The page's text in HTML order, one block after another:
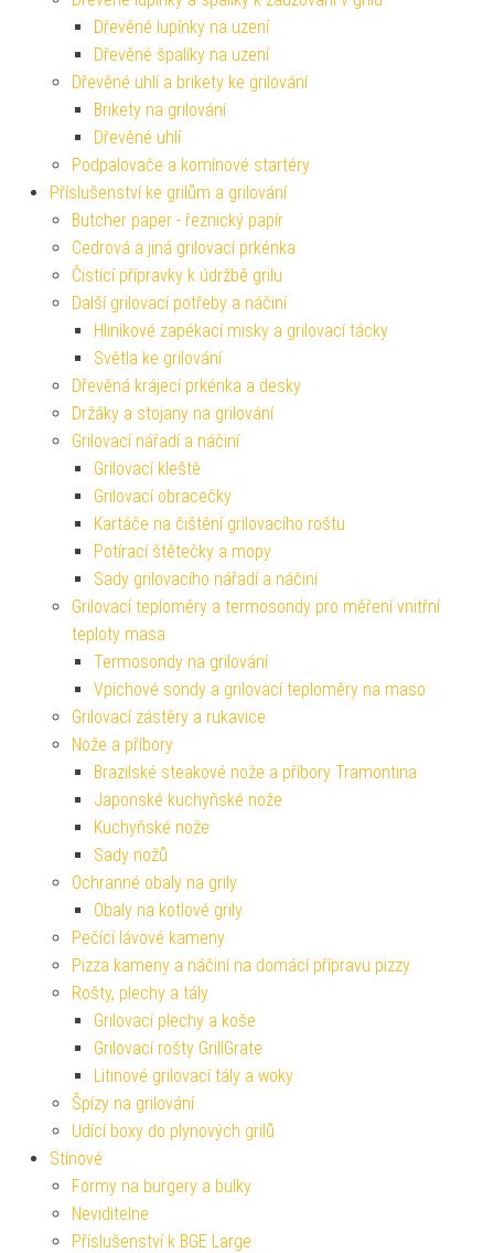
Dřevěné lupínky na uzení
Dřevěné špalíky na uzení
Dřevěné uhlí a brikety ke grilování
Brikety na grilování
Dřevěné uhlí
Podpalovače a komínové startéry
Příslušenství ke grilům a grilování
Butcher paper - řeznický papír
Cedrová a jiná grilovací prkénka
Čistící přípravky k údržbě grilu
Další grilovací potřeby a náčiní
Hliníkové zapékací misky a grilovací tácky
Světla ke grilování
Dřevěná krájecí prkénka a desky
Držáky a stojany na grilování
Grilovací nářadí a náčiní
Grilovací kleště
Grilovací obracečky
Kartáče na čištění grilovacího roštu
Potírací štětečky a mopy
Sady grilovacího nářadí a náčiní
Grilovací teploměry a termosondy pro měření vnitřní
teploty masa
Termosondy na grilování
Vpichové sondy a grilovací teploměry na maso
Grilovací zástěry a rukavice
Nože a příbory
Brazilské steakové nože a příbory Tramontina
Japonské kuchyňské nože
Kuchyňské nože
Sady nožů
Ochranné obaly na grily
Obaly na kotlové grily
Pečící lávové kameny
Pizza kameny a náčiní na domácí přípravu pizzy
Rošty, plechy a tály
Grilovací plechy a koše
Grilovací rošty GrillGrate
Litinové grilovací tály a woky
Špízy na grilování
Udící boxy do plynových grilů
Stínové
Formy na burgery a bulky
Neviditelne
Příslušenství k BGE Large